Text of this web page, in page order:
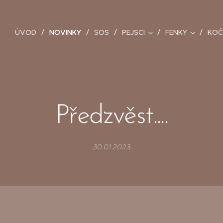
ÚVOD NOVINKY SOS PEJSCI FENKY
Předzvěst....
30.01.2023